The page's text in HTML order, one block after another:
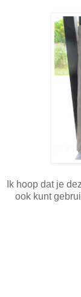
Ik hoop dat je
ook kunt